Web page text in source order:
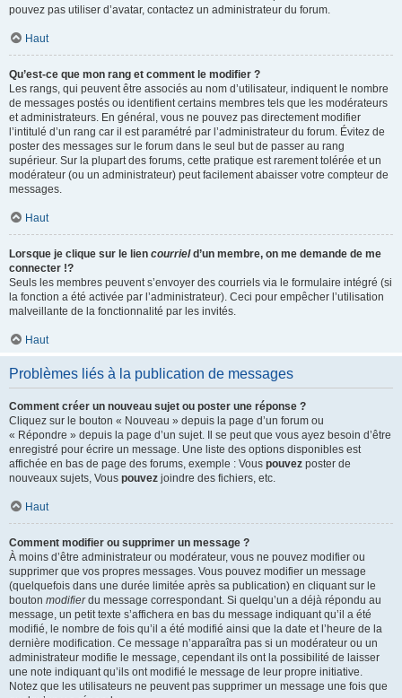
pouvez pas utiliser d’avatar, contactez un administrateur du forum.
Haut
Qu’est-ce que mon rang et comment le modifier ?
Les rangs, qui peuvent être associés au nom d’utilisateur, indiquent le nombre
de messages postés ou identifient certains membres tels que les modérateurs
et administrateurs. En général, vous ne pouvez pas directement modifier
l’intitulé d’un rang car il est paramétré par l’administrateur du forum. Évitez de
poster des messages sur le forum dans le seul but de passer au rang
supérieur. Sur la plupart des forums, cette pratique est rarement tolérée et un
modérateur (ou un administrateur) peut facilement abaisser votre compteur de
messages.
Haut
Lorsque je clique sur le lien courrield’un membre, on me demande de me
connecter !?
Seuls les membres peuvent s’envoyer des courriels via le formulaire intégré (si
la fonction a été activée par l’administrateur). Ceci pour empêcher l’utilisation
malveillante de la fonctionnalité par les invités.
Haut
Problèmes liés à la publication de messages
Comment créer un nouveau sujet ou poster une réponse ?
Cliquez sur le bouton « Nouveau » depuis la page d’un forum ou
« Répondre » depuis la page d’un sujet. Il se peut que vous ayez besoin d’être
enregistré pour écrire un message. Une liste des options disponibles est
affichée en bas de page des forums, exemple : Vous pouvez poster de
nouveaux sujets, Vous pouvez joindre des fichiers, etc.
Haut
Comment modifier ou supprimer un message ?
À moins d’être administrateur ou modérateur, vous ne pouvez modifier ou
supprimer que vos propres messages. Vous pouvez modifier un message
(quelquefois dans une durée limitée après sa publication) en cliquant sur le
bouton modifierdu message correspondant. Si quelqu’un a déjà répondu au
message, un petit texte s’affichera en bas du message indiquant qu’il a été
modifié, le nombre de fois qu’il a été modifié ainsi que la date et l’heure de la
dernière modification. Ce message n’apparaîtra pas si un modérateur ou un
administrateur modifie le message, cependant ils ont la possibilité de laisser
une note indiquant qu’ils ont modifié le message de leur propre initiative.
Notez que les utilisateurs ne peuvent pas supprimer un message une fois que